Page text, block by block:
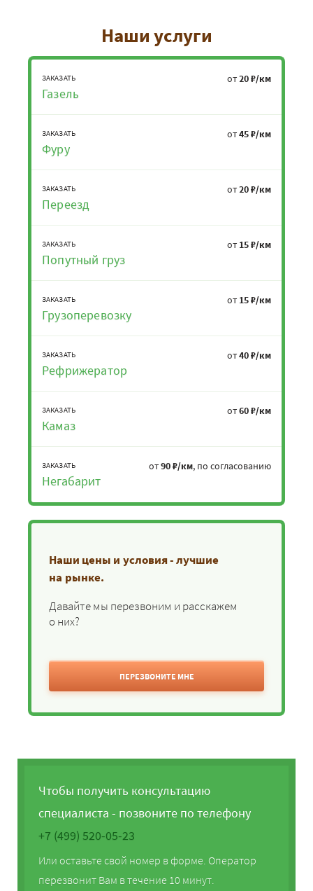
Наши услуги
ЗАКАЗАТЬ
Газель
от20 ₽/км
ЗАКАЗАТЬ
Фуру
от45 ₽/км
ЗАКАЗАТЬ
Переезд
от20 ₽/км
ЗАКАЗАТЬ
Попутный груз
от 15 ₽/км
ЗАКАЗАТЬ
Грузоперевозку
от 15 ₽/км
ЗАКАЗАТЬ
Рефрижератор
от40 ₽/км
ЗАКАЗАТЬ
Камаз
от60 ₽/км
ЗАКАЗАТЬ
Негабарит
от90 ₽/км, по согласованию
Наши цены и условия - лучшие
на рынке.
Давайте мы перезвоним и расскажем
о них?
ПЕРЕЗВОНИТЕ МНЕ
Чтобы получить консультацию
специалиста - позвоните по телефону
+7 (499) 520-05-23
Или оставьте свой номер в форме. Оператор
перезвонит Вам в течение 10 минут.